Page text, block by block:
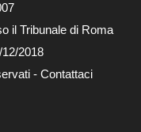
il Tribunale di Roma
2018
- Contattaci